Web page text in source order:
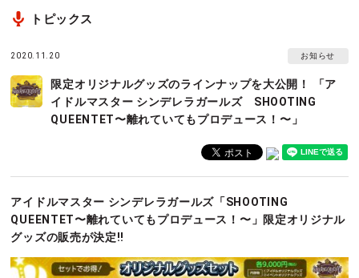
トピックス
2020.11.20 お知らせ
限定オリジナルグッズのラインナップを大公開！ 「ア
イドルマスター シンデレラガールズ SHOOTING
QUEENTET〜離れていてもプロデュース！〜」
アイドルマスター シンデレラガールズ「SHOOTING
QUEENTET〜離れていてもプロデュース！〜」限定オリジナル
グッズの販売が決定!!